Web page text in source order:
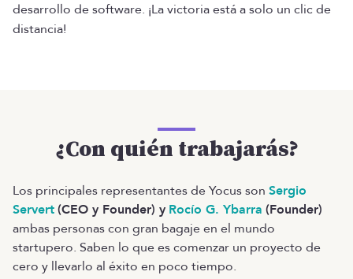
desarrollo de software. ¡La victoria está a solo un clic de
distancia!
¿Con quién trabajarás?
Los principales representantes de Yocus son Sergio
Servert(CEO y Founder) y Rocío G. Ybarra (Founder)
ambas personas con gran bagaje en el mundo
startupero. Saben lo que es comenzar un proyecto de
cero y llevarlo al éxito en poco tiempo.